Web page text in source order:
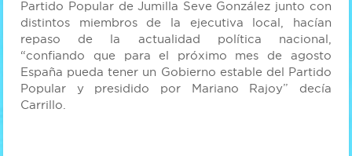
Partido Popular de Jumilla Seve González junto con
distintos miembros de la ejecutiva local, hacían
repaso de la actualidad política nacional,
“confiando que para el próximo mes de agosto
España pueda tener un Gobierno estable del Partido
Popular y presidido por Mariano Rajoy” decía
Carrillo.